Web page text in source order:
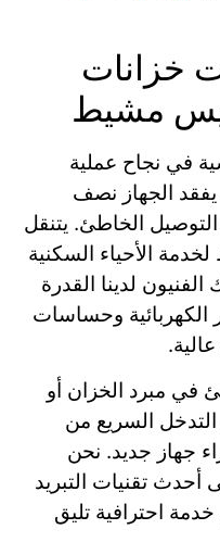
خزانات
مشيط
في نجاح عملية
يفقد الجهاز نصف
التوصيل الخاطئ. يتنقل
الأحياء السكنية
لدينا القدرة
الكهربائية وحساسات
في مبرد الخزان أو
السريع من
جهاز جديد. نحن
تقنيات التبريد
احترافية تليق